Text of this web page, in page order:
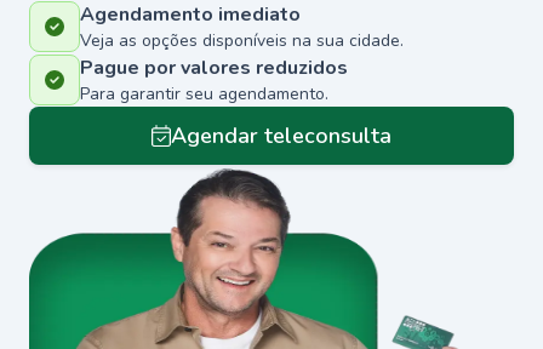
Agendamento imediato
Veja as opções disponíveis na sua cidade.
Pague por valores reduzidos
Para garantir seu agendamento.
Agendar teleconsulta